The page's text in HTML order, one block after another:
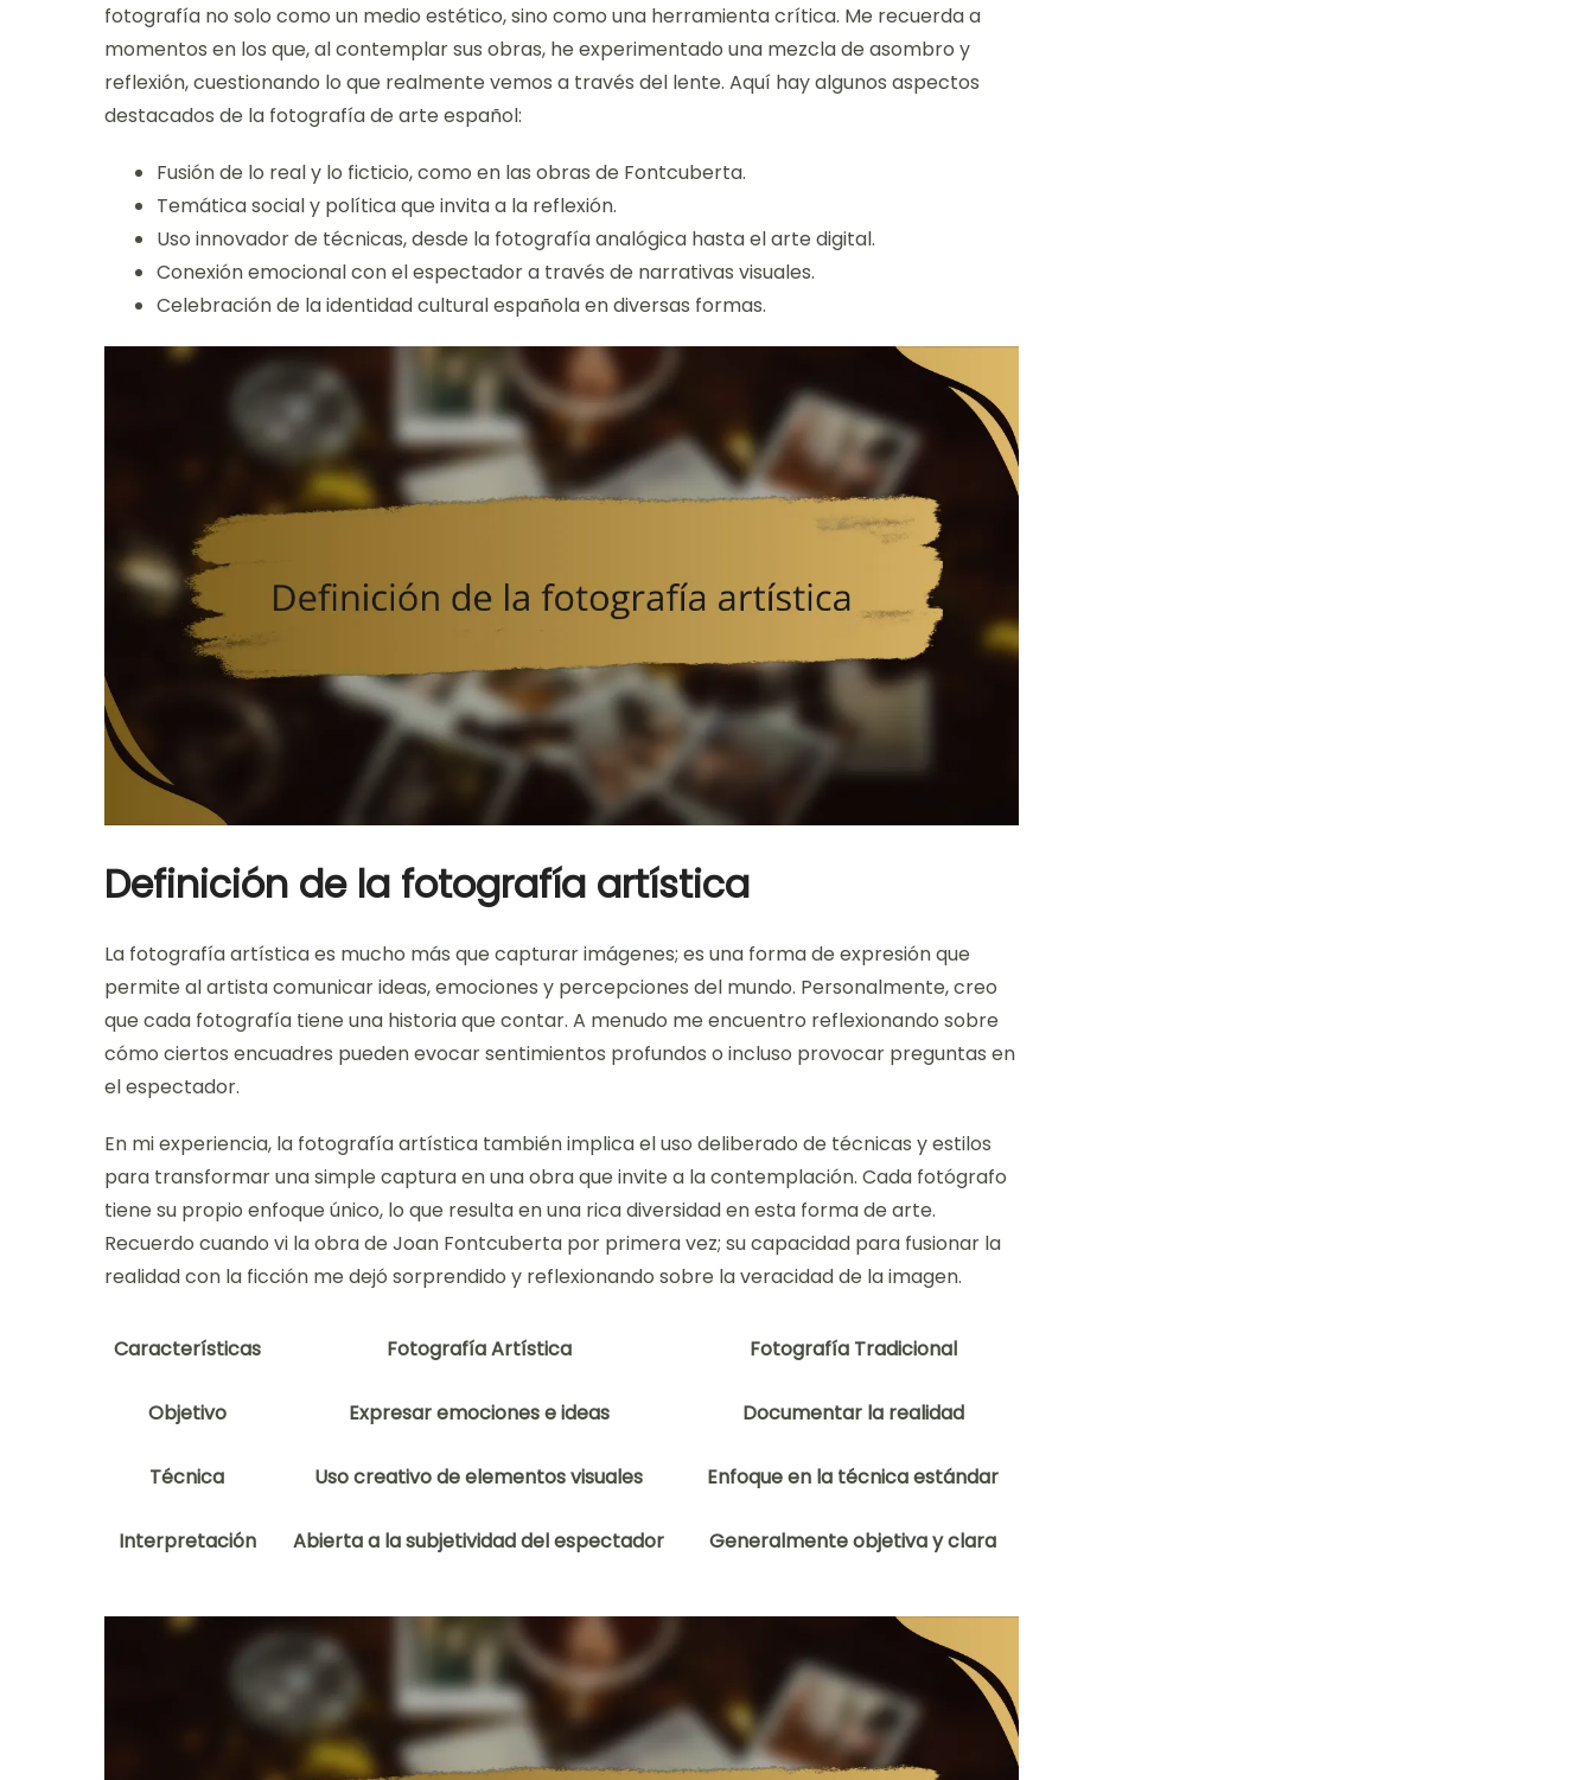
fotografía no solo como un medio estético, sino como una herramienta crítica. Me recuerda a
momentos en los que, al contemplar sus obras, he experimentado una mezcla de asombro y
reflexión, cuestionando lo que realmente vemos a través del lente. Aquí hay algunos aspectos
destacados de la fotografía de arte español:
Fusión de lo real y lo ficticio, como en las obras de Fontcuberta.
Temática social y política que invita a la reflexión.
Uso innovador de técnicas, desde la fotografía analógica hasta el arte digital.
Conexión emocional con el espectador a través de narrativas visuales.
Celebración de la identidad cultural española en diversas formas.
Definición de la fotografía artística
La fotografía artística es mucho más que capturar imágenes; es una forma de expresión que
permite al artista comunicar ideas, emociones y percepciones del mundo. Personalmente, creo
que cada fotografía tiene una historia que contar. A menudo me encuentro reflexionando sobre
cómo ciertos encuadres pueden evocar sentimientos profundos o incluso provocar preguntas en
el espectador.
En mi experiencia, la fotografía artística también implica el uso deliberado de técnicas y estilos
para transformar una simple captura en una obra que invite a la contemplación. Cada fotógrafo
tiene su propio enfoque único, lo que resulta en una rica diversidad en esta forma de arte.
Recuerdo cuando vi la obra de Joan Fontcuberta por primera vez; su capacidad para fusionar la
realidad con la ficción me dejó sorprendido y reflexionando sobre la veracidad de la imagen.
Características Fotografía Artística Fotografía Tradicional
Objetivo Expresar emociones e ideas Documentar la realidad
Técnica Uso creativo de elementos visuales Enfoque en la técnica estándar
Interpretación Abierta a la subjetividad del espectador Generalmente objetiva y clara